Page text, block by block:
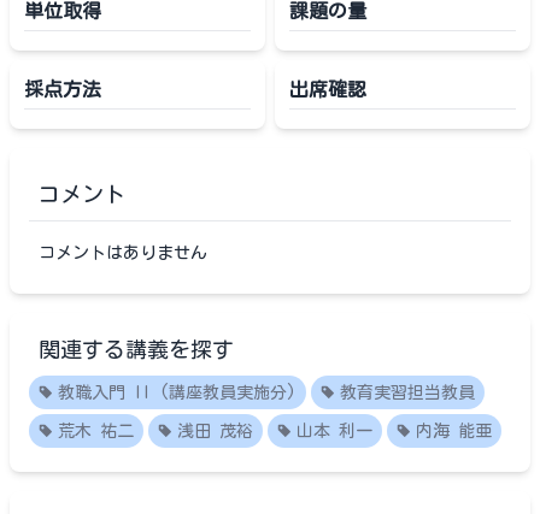
単位取得 課題の量
採点方法 出席確認
コメント
コメントはありません
関連する講義を探す
教職入門 II (講座教員実施分) 教育実習担当教員
荒木 祐二 浅田 茂裕 山本 利一 内海 能亜